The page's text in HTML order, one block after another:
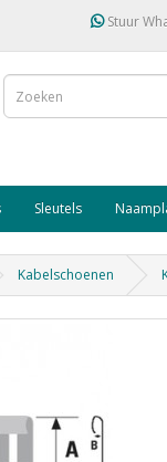
Stuur
Sleutels
Kabelschoenen